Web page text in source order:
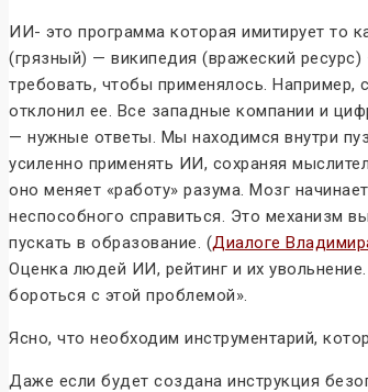
ИИ- это программа которая имитирует то
(грязный) — википедия (вражеский
требовать, чтобы применялось. Например,
отклонил ее. Все западные компании и
— нужные ответы. Мы находимся внутри
усиленно применять ИИ, сохраняя
оно меняет «работу» разума. Мозг
неспособного справиться. Это механизм
пускать в образование. (Диалоге
Оценка людей ИИ, рейтинг и их
бороться с этой проблемой».
Ясно, что необходим инструментарий,
Даже если будет создана инструкция